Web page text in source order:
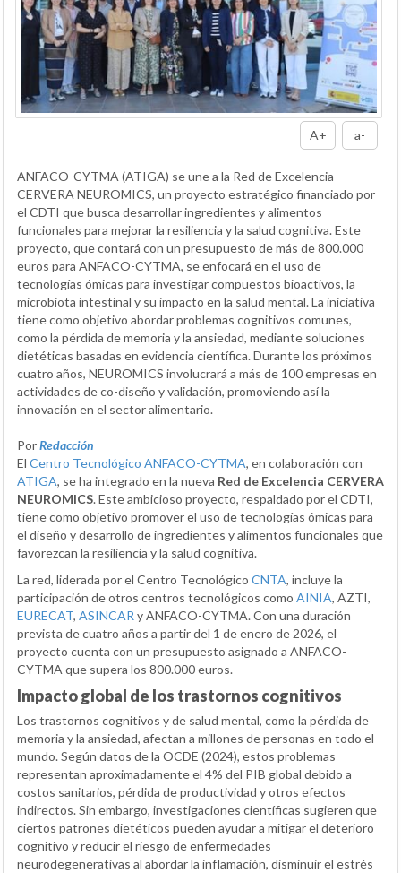
A+ a-
ANFACO-CYTMA (ATIGA) se une a la Red de Excelencia
CERVERA NEUROMICS, un proyecto estratégico financiado por
el CDTI que busca desarrollar ingredientes y alimentos
funcionales para mejorar la resiliencia y la salud cognitiva. Este
proyecto, que contará con un presupuesto de más de 800.000
euros para ANFACO-CYTMA, se enfocará en el uso de
tecnologías ómicas para investigar compuestos bioactivos, la
microbiota intestinal y su impacto en la salud mental. La iniciativa
tiene como objetivo abordar problemas cognitivos comunes,
como la pérdida de memoria y la ansiedad, mediante soluciones
dietéticas basadas en evidencia científica. Durante los próximos
cuatro años, NEUROMICS involucrará a más de 100 empresas en
actividades de co-diseño y validación, promoviendo así la
innovación en el sector alimentario.
PorRedacción
El Centro Tecnológico ANFACO-CYTMA, en colaboración con
ATIGA, se ha integrado en la nueva Red de Excelencia CERVERA
NEUROMICS. Este ambicioso proyecto, respaldado por el CDTI,
tiene como objetivo promover el uso de tecnologías ómicas para
el diseño y desarrollo de ingredientes y alimentos funcionales que
favorezcan la resiliencia y la salud cognitiva.
La red, liderada por el Centro Tecnológico CNTA, incluye la
participación de otros centros tecnológicos como AINIA, AZTI,
EURECAT, ASINCAR y ANFACO-CYTMA. Con una duración
prevista de cuatro años a partir del 1 de enero de 2026, el
proyecto cuenta con un presupuesto asignado a ANFACO-
CYTMA que supera los 800.000 euros.
Impacto global de los trastornos cognitivos
Los trastornos cognitivos y de salud mental, como la pérdida de
memoria y la ansiedad, afectan a millones de personas en todo el
mundo. Según datos de la OCDE (2024), estos problemas
representan aproximadamente el 4% del PIB global debido a
costos sanitarios, pérdida de productividad y otros efectos
indirectos. Sin embargo, investigaciones científicas sugieren que
ciertos patrones dietéticos pueden ayudar a mitigar el deterioro
cognitivo y reducir el riesgo de enfermedades
neurodegenerativas al abordar la inflamación, disminuir el estrés